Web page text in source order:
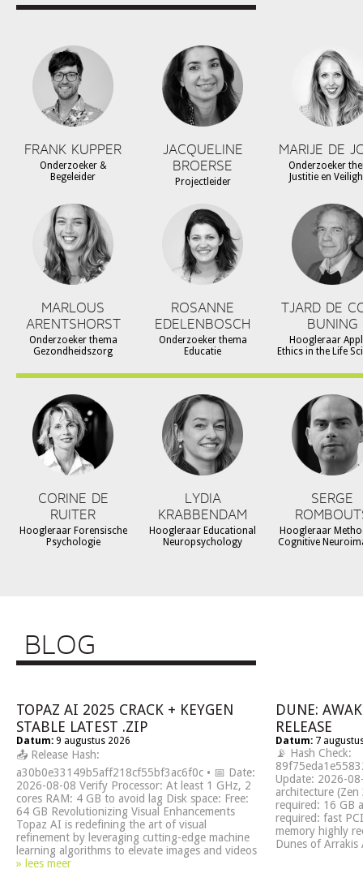
FRANK KUPPER
Onderzoeker &
Begeleider
JACQUELINE
BROERSE
Projectleider
MARIJE DE
Onderzoeker
Justitie en
MARLOUS
ARENTSHORST
Onderzoeker thema
Gezondheidszorg
ROSANNE
EDELENBOSCH
Onderzoeker thema
Educatie
TJARD DE
BUNING
Hoogleraar
Ethics in the Life
CORINE DE
RUITER
Hoogleraar Forensische
Psychologie
LYDIA
KRABBENDAM
Hoogleraar Educational
Neuropsychology
SERGE
Hoogleraar
Cognitive
BLOG
TOPAZ AI 2025 CRACK + KEYGEN
STABLE LATEST .ZIP
Datum: 9 augustus 2026
📤 Release Hash:
a30b0e33149b5aff218cf55bf3ac6f0c • 📅 Date:
2026-08-08 Verify Processor: At least 1 GHz, 2
cores RAM: 4 GB to avoid lag Disk space: Free:
64 GB Revolutionizing Visual Enhancements
Topaz AI is redefining the art of visual
refinement by leveraging cutting-edge machine
learning algorithms to elevate images and videos
» lees meer
DUNE:
RELEASE
Datum: 7
📡 Hash Check:
Update: 2026-
architecture
required: 16 GB
required: fast
memory highly
Dunes of